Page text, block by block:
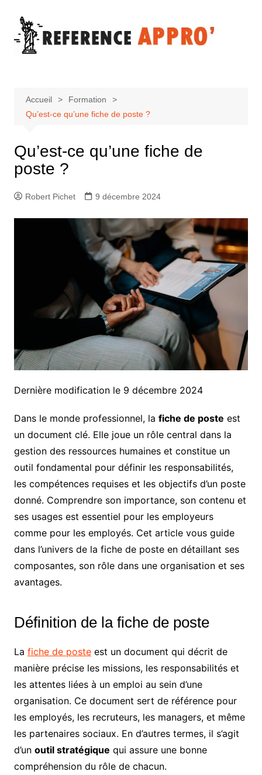
contenu
Accueil
Formation
Qu’est-ce qu’une fiche de poste ?
Qu’est-ce qu’une fiche de
poste ?
Robert Pichet 9 décembre 2024
Dernière modification le 9 décembre 2024
Dans le monde professionnel, la fiche de poste est
un document clé. Elle joue un rôle central dans la
gestion des ressources humaines et constitue un
outil fondamental pour définir les responsabilités,
les compétences requises et les objectifs d’un poste
donné. Comprendre son importance, son contenu et
ses usages est essentiel pour les employeurs
comme pour les employés. Cet article vous guide
dans l’univers de la fiche de poste en détaillant ses
composantes, son rôle dans une organisation et ses
avantages.
Définition de la fiche de poste
La fiche de posteest un document qui décrit de
manière précise les missions, les responsabilités et
les attentes liées à un emploi au sein d’une
organisation. Ce document sert de référence pour
les employés, les recruteurs, les managers, et même
les partenaires sociaux. En d’autres termes, il s’agit
d’un outil stratégique qui assure une bonne
compréhension du rôle de chacun.